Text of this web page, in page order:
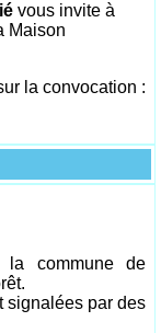
vous invite à
Maison
la convocation :
commune de
signalées par des